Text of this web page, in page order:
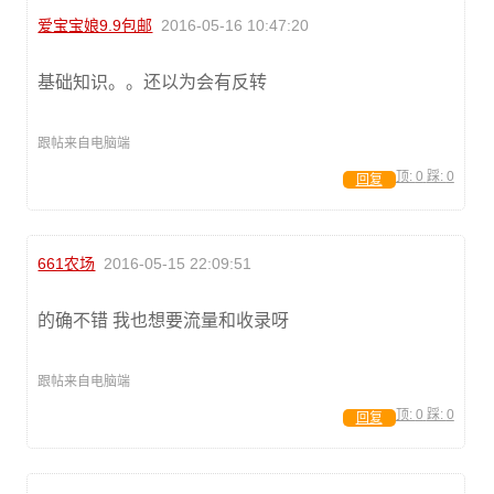
爱宝宝娘9.9包邮 2016-05-16 10:47:20
基础知识。。还以为会有反转
跟帖来自电脑端
顶: 0 踩: 0
回复
661农场 2016-05-15 22:09:51
的确不错 我也想要流量和收录呀
跟帖来自电脑端
顶: 0 踩: 0
回复